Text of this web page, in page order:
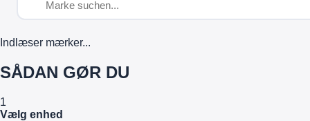
Indlæser mærker...
SÅDAN GØR DU
1
Vælg enhed